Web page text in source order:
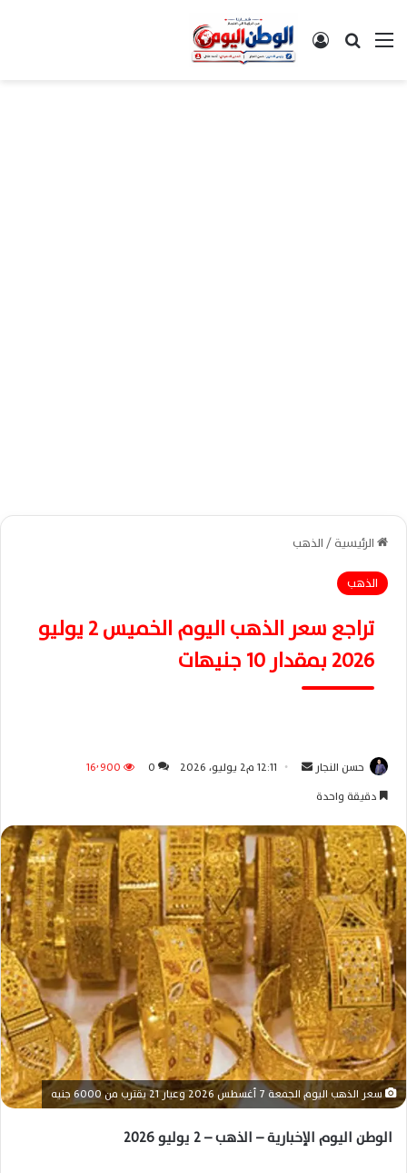
القائمةبحث عن تسجيل الدخول
الرئيسية/الذهب
الذهب
تراجع سعر الذهب اليوم الخميس 2 يوليو
2026 بمقدار 10 جنيهات
حسن النجار
ل
ب
ر
ي
د
ا
إ
ل
ك
ت
ر
و
ن
ا
12:11 م2 يوليو، 2026 0
16٬900
دقيقة واحدة
سعر الذهب اليوم الجمعة 7 أغسطس 2026 وعيار 21 يقترب من 6000 جنيه
الوطن اليوم الإخبارية – الذهب – 2 يوليو 2026